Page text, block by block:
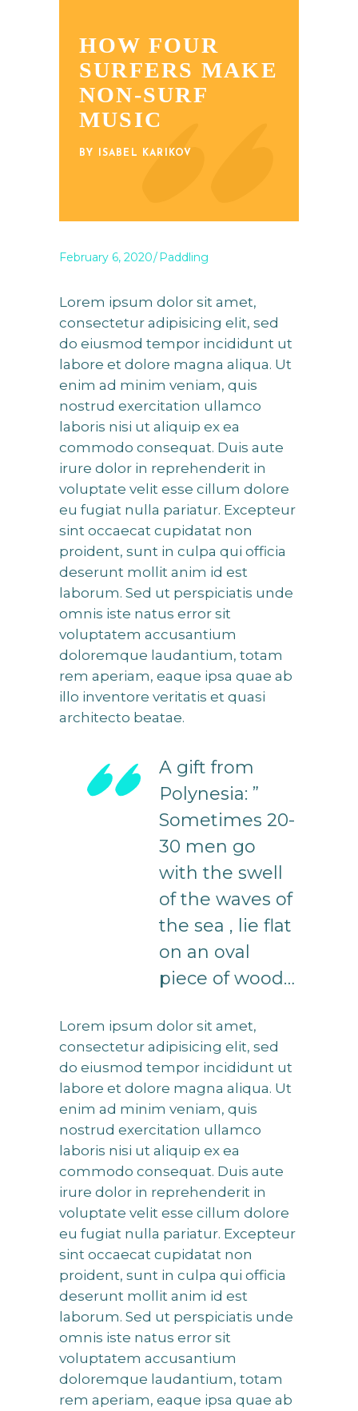
HOW FOUR
SURFERS MAKE
NON-SURF
MUSIC
BY ISABEL KARIKOV
February 6, 2020 Paddling
Lorem ipsum dolor sit amet,
consectetur adipisicing elit, sed
do eiusmod tempor incididunt ut
labore et dolore magna aliqua. Ut
enim ad minim veniam, quis
nostrud exercitation ullamco
laboris nisi ut aliquip ex ea
commodo consequat. Duis aute
irure dolor in reprehenderit in
voluptate velit esse cillum dolore
eu fugiat nulla pariatur. Excepteur
sint occaecat cupidatat non
proident, sunt in culpa qui officia
deserunt mollit anim id est
laborum. Sed ut perspiciatis unde
omnis iste natus error sit
voluptatem accusantium
doloremque laudantium, totam
rem aperiam, eaque ipsa quae ab
illo inventore veritatis et quasi
architecto beatae.
A gift from
Polynesia: ”
Sometimes 20-
30 men go
with the swell
of the waves of
the sea , lie flat
on an oval
piece of wood…
Lorem ipsum dolor sit amet,
consectetur adipisicing elit, sed
do eiusmod tempor incididunt ut
labore et dolore magna aliqua. Ut
enim ad minim veniam, quis
nostrud exercitation ullamco
laboris nisi ut aliquip ex ea
commodo consequat. Duis aute
irure dolor in reprehenderit in
voluptate velit esse cillum dolore
eu fugiat nulla pariatur. Excepteur
sint occaecat cupidatat non
proident, sunt in culpa qui officia
deserunt mollit anim id est
laborum. Sed ut perspiciatis unde
omnis iste natus error sit
voluptatem accusantium
doloremque laudantium, totam
rem aperiam, eaque ipsa quae ab